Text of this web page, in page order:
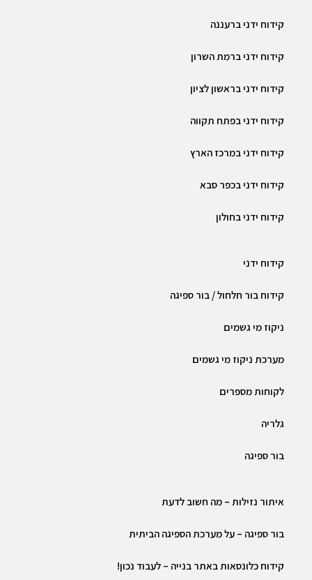
קידוח ידני ברעננה
קידוח ידני ברמת השרון
קידוח ידני בראשון לציון
קידוח ידני בפתח תקווה
קידוח ידני במרכז הארץ
קידוח ידני בכפר סבא
קידוח ידני בחולון
קידוח ידני
קידוח בור חלחול / בור ספיגה
ניקוז מי גשמים
מערכת ניקוז מי גשמים
לקוחות מספרים
גלריה
בור ספיגה
איתור נזילות – מה חשוב לדעת
בור ספיגה – על מערכת הספיגה הביתית
קידוח כלונסאות באתר בנייה – לעבוד נכון!